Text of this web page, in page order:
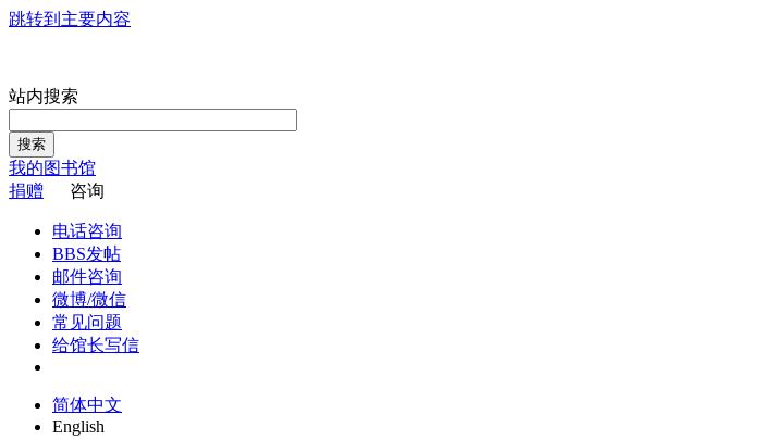
跳转到主要内容
站内搜索
搜索
我的图书馆
捐赠
咨询
电话咨询
BBS发帖
邮件咨询
微博/微信
常见问题
给馆长写信
简体中文
English